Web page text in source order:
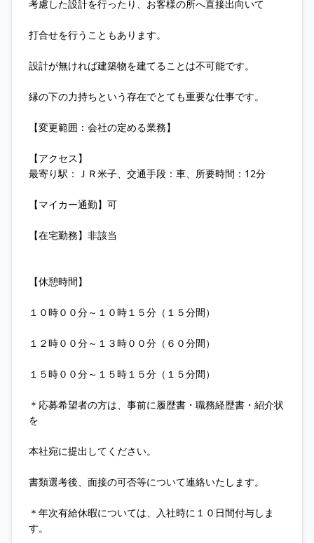
考慮した設計を行ったり、お客様の所へ直接出向いて
打合せを行うこともあります。
設計が無ければ建築物を建てることは不可能です。
縁の下の力持ちという存在でとても重要な仕事です。
【変更範囲：会社の定める業務】
【アクセス】
最寄り駅：ＪＲ米子、交通手段：車、所要時間：12分
【マイカー通勤】可
【在宅勤務】非該当
【休憩時間】
１０時００分～１０時１５分（１５分間）
１２時００分～１３時００分（６０分間）
１５時００分～１５時１５分（１５分間）
＊応募希望者の方は、事前に履歴書・職務経歴書・紹介状
を
本社宛に提出してください。
書類選考後、面接の可否等について連絡いたします。
＊年次有給休暇については、入社時に１０日間付与しま
す。